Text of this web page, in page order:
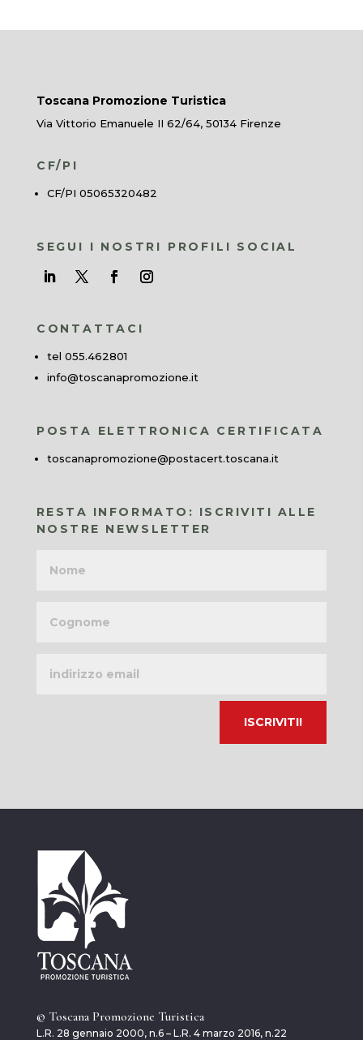
Toscana Promozione Turistica
Via Vittorio Emanuele II 62/64, 50134 Firenze
CF/PI
CF/PI 05065320482
SEGUI I NOSTRI PROFILI SOCIAL
CONTATTACI
tel 055.462801
info@toscanapromozione.it
POSTA ELETTRONICA CERTIFICATA
toscanapromozione@postacert.toscana.it
RESTA INFORMATO: ISCRIVITI ALLE
NOSTRE NEWSLETTER
email
© Toscana Promozione Turistica
L.R. 28 gennaio 2000, n.6 – L.R. 4 marzo 2016, n.22